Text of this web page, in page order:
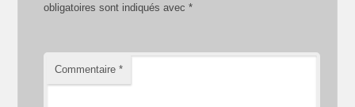
obligatoires sont indiqués avec*
Commentaire*